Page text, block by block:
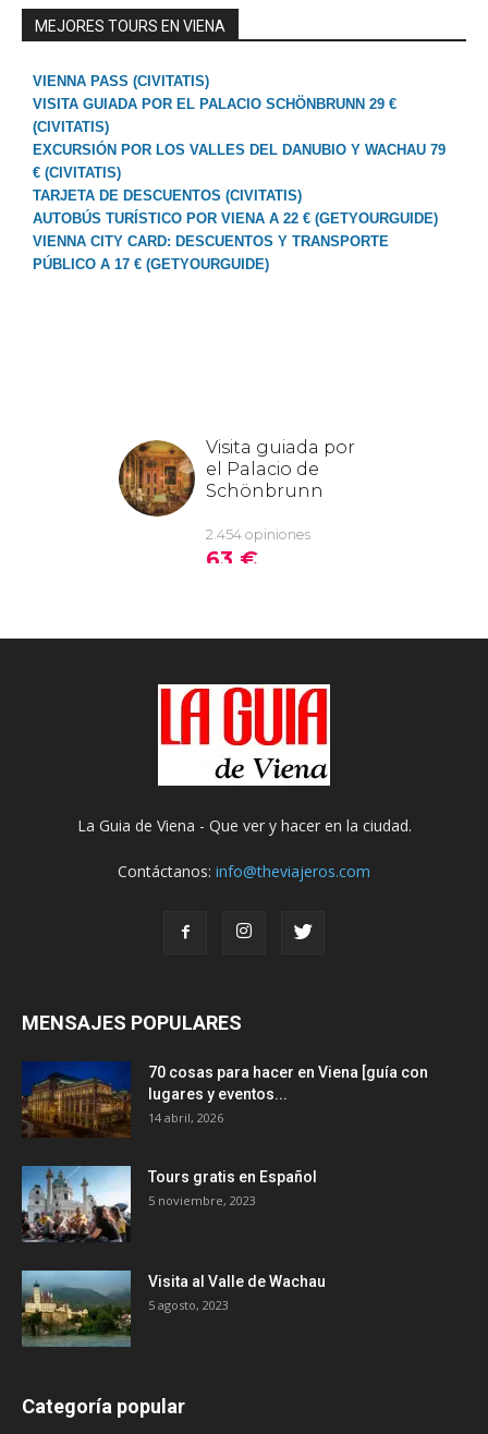
MEJORES TOURS EN VIENA
VIENNA PASS (CIVITATIS)
VISITA GUIADA POR EL PALACIO SCHÖNBRUNN 29 €
(CIVITATIS)
EXCURSIÓN POR LOS VALLES DEL DANUBIO Y WACHAU 79
€ (CIVITATIS)
TARJETA DE DESCUENTOS (CIVITATIS)
AUTOBÚS TURÍSTICO POR VIENA A 22 € (GETYOURGUIDE)
VIENNA CITY CARD: DESCUENTOS Y TRANSPORTE
PÚBLICO A 17 € (GETYOURGUIDE)
La Guia de Viena - Que ver y hacer en la ciudad.
Contáctanos: info@theviajeros.com
MENSAJES POPULARES
70 cosas para hacer en Viena [guía con
lugares y eventos...
14 abril, 2026
Tours gratis en Español
5 noviembre, 2023
Visita al Valle de Wachau
5 agosto, 2023
Categoría popular